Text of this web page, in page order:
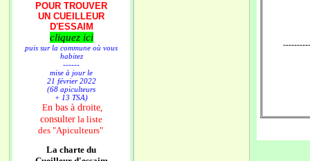
POUR TROUVER
UN CUEILLEUR
D'ESSAIM
cliquez ici
puis sur la commune où vous
habitez
------
mise à jour le
21 février 2022
(68 apiculteurs
+ 13 TSA)
En bas à droite,
consulter la liste
des "Apiculteurs"
La charte du